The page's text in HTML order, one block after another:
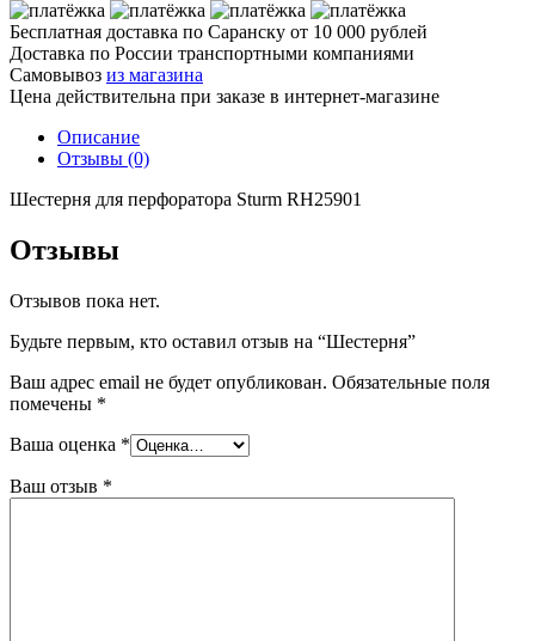
Бесплатная доставка по Саранску от 10 000 рублей
Доставка по России транспортными компаниями
Самовывоз из магазина
Цена действительна при заказе в интернет-магазине
Описание
Отзывы (0)
Шестерня для перфоратора Sturm RH25901
Отзывы
Отзывов пока нет.
Будьте первым, кто оставил отзыв на “Шестерня”
Ваш адрес email не будет опубликован. Обязательные поля
помечены *
Ваша оценка *
Ваш отзыв *